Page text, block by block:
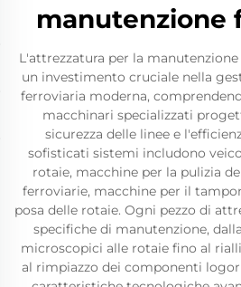
manutenzione
L'attrezzatura per la
un investimento cruciale nella
ferroviaria moderna,
macchinari specializzati
sicurezza delle linee e
sofisticati sistemi includono
rotaie, macchine per la pulizia
ferroviarie, macchine per il
posa delle rotaie. Ogni pezzo di
specifiche di manutenzione,
microscopici alle rotaie fino al
al rimpiazzo dei componenti